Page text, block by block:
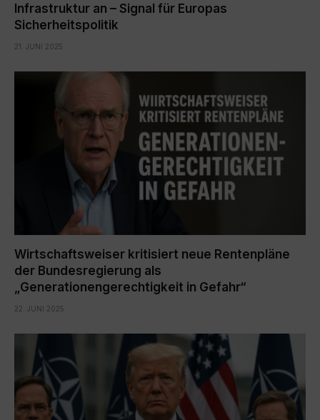
Infrastruktur an – Signal für Europas
Sicherheitspolitik
21. JUNI 2025
Wirtschaftsweiser kritisiert neue Rentenpläne
der Bundesregierung als
„Generationengerechtigkeit in Gefahr“
22. JUNI 2025